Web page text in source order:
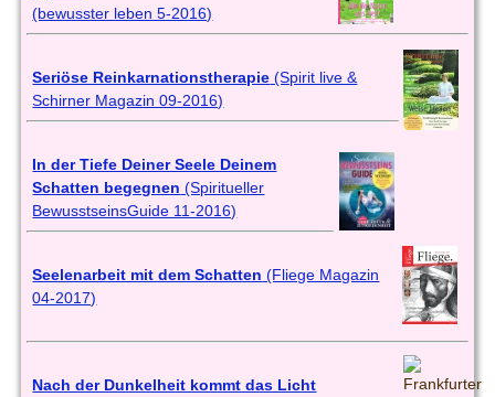
(bewusster leben 5-2016)
Seriöse Reinkarnationstherapie (Spirit live &
Schirner Magazin 09-2016)
In der Tiefe Deiner Seele Deinem
Schatten begegnen (Spiritueller
BewusstseinsGuide 11-2016)
Seelenarbeit mit dem Schatten (Fliege Magazin
04-2017)
Nach der Dunkelheit kommt das Licht